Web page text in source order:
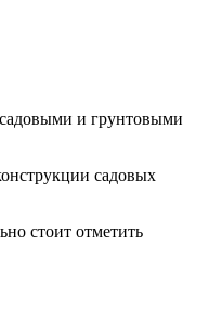
и грунтовыми
садовых
стоит отметить